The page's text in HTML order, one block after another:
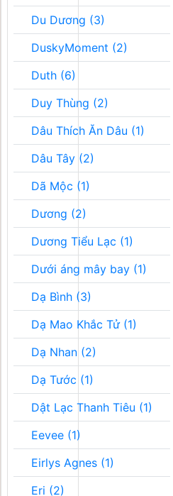
Du Dương (3)
DuskyMoment (2)
Duth (6)
Duy Thùng (2)
Dâu Thích Ăn Dâu (1)
Dâu Tây (2)
Dã Mộc (1)
Dương (2)
Dương Tiểu Lạc (1)
Dưới áng mây bay (1)
Dạ Bình (3)
Dạ Mao Khắc Tử (1)
Dạ Nhan (2)
Dạ Tước (1)
Dật Lạc Thanh Tiêu (1)
Eevee (1)
Eirlys Agnes (1)
Eri (2)